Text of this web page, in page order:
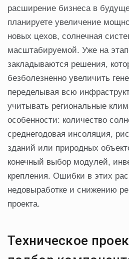
расширение бизнеса в
планируете увеличение
новых цехов, солнечная
масштабируемой. Уже на
закладываются решения,
безболезненно увеличить
переделывая всю
учитывать региональные
особенности: количество
среднегодовая инсоляция,
зданий или природных
конечный выбор модулей,
крепления. Ошибки в этих
недовыработке и снижению
проекта.
Техническое